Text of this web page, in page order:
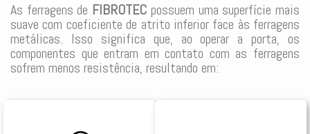
As ferragens de FIBROTEC possuem uma superfície mais
suave com coeficiente de atrito inferior face às ferragens
metálicas. Isso significa que, ao operar a porta, os
componentes que entram em contato com as ferragens
sofrem menos resistência, resultando em: